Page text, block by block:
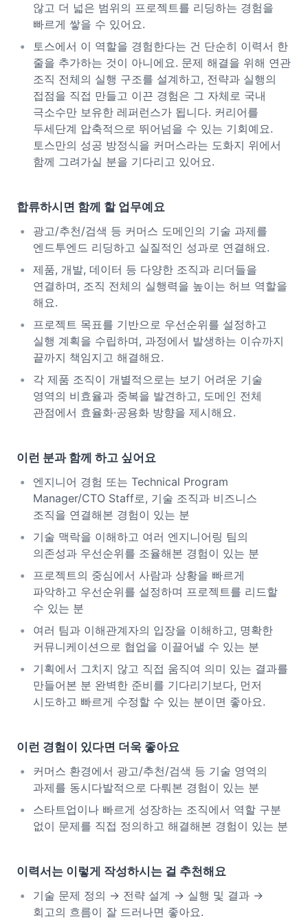
않고 더 넓은 범위의 프로젝트를 리딩하는 경험을
빠르게 쌓을 수 있어요.
토스에서 이 역할을 경험한다는 건 단순히 이력서 한
줄을 추가하는 것이 아니에요. 문제 해결을 위해 연관
조직 전체의 실행 구조를 설계하고, 전략과 실행의
접점을 직접 만들고 이끈 경험은 그 자체로 국내
극소수만 보유한 레퍼런스가 됩니다. 커리어를
두세단계 압축적으로 뛰어넘을 수 있는 기회예요.
토스만의 성공 방정식을 커머스라는 도화지 위에서
함께 그려가실 분을 기다리고 있어요.
합류하시면 함께 할 업무예요
광고/추천/검색 등 커머스 도메인의 기술 과제를
엔드투엔드 리딩하고 실질적인 성과로 연결해요.
제품, 개발, 데이터 등 다양한 조직과 리더들을
연결하며, 조직 전체의 실행력을 높이는 허브 역할을
해요.
프로젝트 목표를 기반으로 우선순위를 설정하고
실행 계획을 수립하며, 과정에서 발생하는 이슈까지
끝까지 책임지고 해결해요.
각 제품 조직이 개별적으로는 보기 어려운 기술
영역의 비효율과 중복을 발견하고, 도메인 전체
관점에서 효율화·공용화 방향을 제시해요.
이런 분과 함께 하고 싶어요
엔지니어 경험 또는 Technical Program
Manager/CTO Staff로, 기술 조직과 비즈니스
조직을 연결해본 경험이 있는 분
기술 맥락을 이해하고 여러 엔지니어링 팀의
의존성과 우선순위를 조율해본 경험이 있는 분
프로젝트의 중심에서 사람과 상황을 빠르게
파악하고 우선순위를 설정하며 프로젝트를 리드할
수 있는 분
여러 팀과 이해관계자의 입장을 이해하고, 명확한
커뮤니케이션으로 협업을 이끌어낼 수 있는 분
기획에서 그치지 않고 직접 움직여 의미 있는 결과를
만들어본 분 완벽한 준비를 기다리기보다, 먼저
시도하고 빠르게 수정할 수 있는 분이면 좋아요.
이런 경험이 있다면 더욱 좋아요
커머스 환경에서 광고/추천/검색 등 기술 영역의
과제를 동시다발적으로 다뤄본 경험이 있는 분
스타트업이나 빠르게 성장하는 조직에서 역할 구분
없이 문제를 직접 정의하고 해결해본 경험이 있는 분
이력서는 이렇게 작성하시는 걸 추천해요
기술 문제 정의 → 전략 설계 → 실행 및 결과 →
회고의 흐름이 잘 드러나면 좋아요.